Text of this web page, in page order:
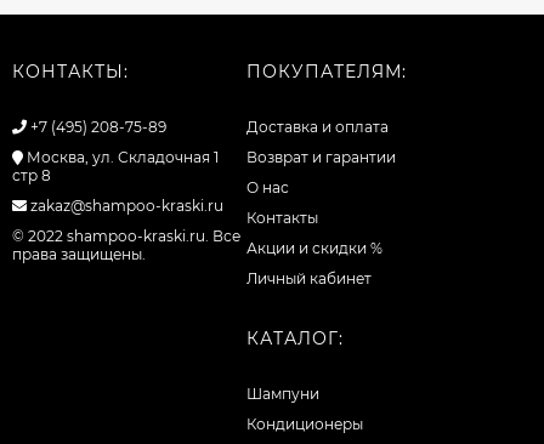
КОНТАКТЫ:
+7 (495) 208-75-89
Москва, ул. Складочная 1
стр 8
zakaz@shampoo-kraski.ru
© 2022 shampoo-kraski.ru. Все
права защищены.
ПОКУПАТЕЛЯМ:
Доставка и оплата
Возврат и гарантии
О нас
Контакты
Акции и скидки %
Личный кабинет
КАТАЛОГ:
Шампуни
Кондиционеры